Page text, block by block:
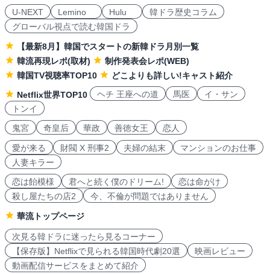
U-NEXT
Lemino Hulu
韓ドラ歴史コラム
グローバル視点で読む韓国ドラ
【最新8月】韓国でスタートの新韓ドラ月別一覧
韓流再現レポ(取材)
制作発表会レポ(WEB)
韓国TV視聴率TOP10
どこよりも詳しい!キャスト紹介
Netflix世界TOP10
ヘチ 王座への道 馬医
イ・サン
トンイ
鬼宮
奇皇后 華政 善徳女王 恋人
愛が来る 財閥 X 刑事2 夫婦の結末
マンションのお仕事
人妻キラー
恋は飴模様
君へと続く僕のドリーム!
恋は命がけ
殺し屋たちの店2
今、不倫が問題ではありません
華流トップページ
次見る韓ドラに迷ったら見るコーナー
【保存版】Netflixで見られる韓国時代劇20選
映画レビュー
動画配信サービスをまとめて紹介